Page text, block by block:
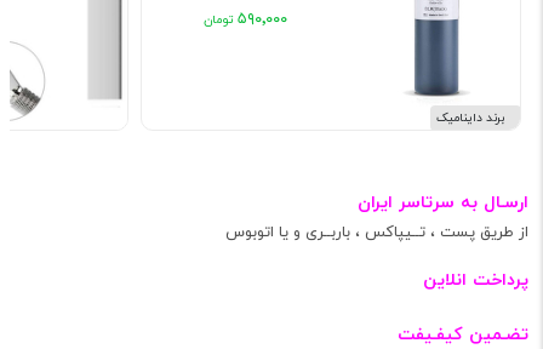
برند داینامیک
۵۹۰٬۰۰۰
ارسـال به سرتاسر ایران
از طریق پست ، تــیپاکس ، باربــری و یا اتوبوس
پرداخت انلاین
تضـمین کیفـیفت